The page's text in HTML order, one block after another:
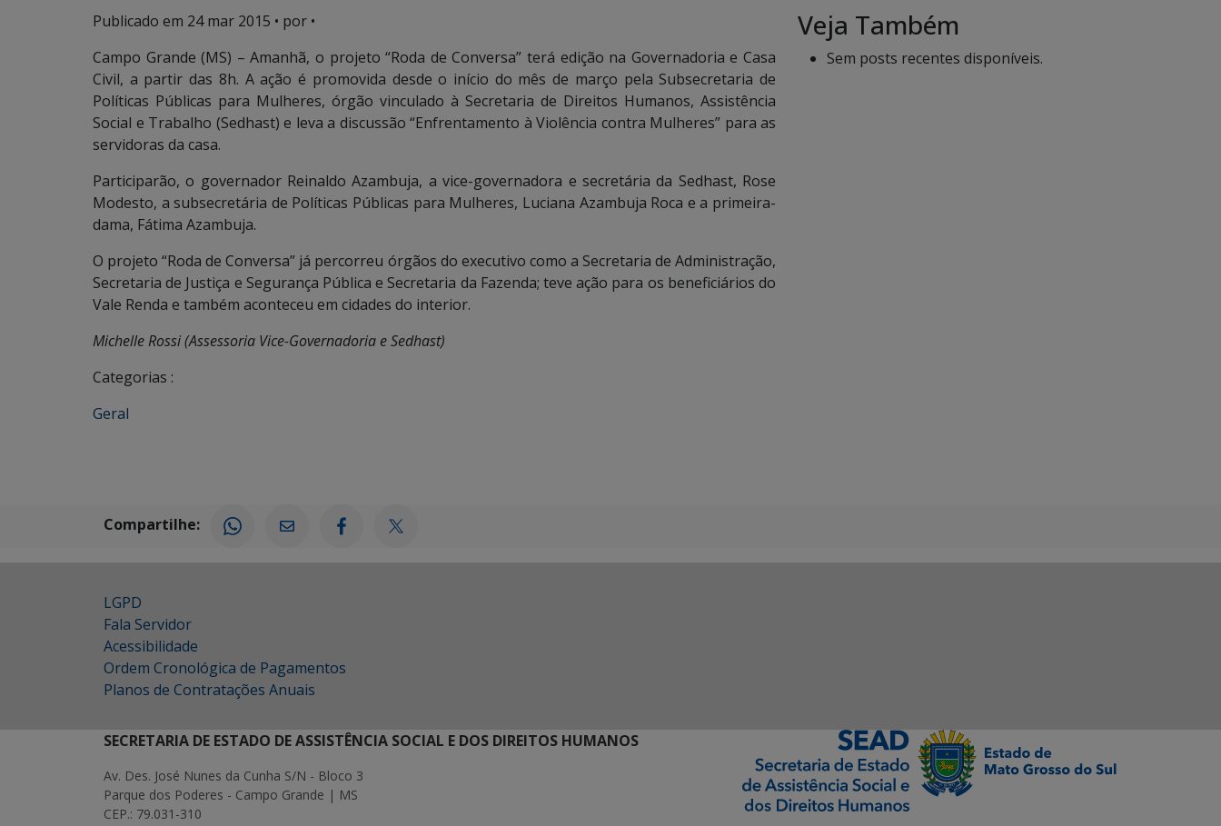
Publicado em 24 mar 2015 • por •
Campo Grande (MS) – Amanhã, o projeto “Roda de Conversa” terá edição na Governadoria e Casa
Civil, a partir das 8h. A ação é promovida desde o início do mês de março pela Subsecretaria de
Políticas Públicas para Mulheres, órgão vinculado à Secretaria de Direitos Humanos, Assistência
Social e Trabalho (Sedhast) e leva a discussão “Enfrentamento à Violência contra Mulheres” para as
servidoras da casa.
Participarão, o governador Reinaldo Azambuja, a vice-governadora e secretária da Sedhast, Rose
Modesto, a subsecretária de Políticas Públicas para Mulheres, Luciana Azambuja Roca e a primeira-
dama, Fátima Azambuja.
O projeto “Roda de Conversa” já percorreu órgãos do executivo como a Secretaria de Administração,
Secretaria de Justiça e Segurança Pública e Secretaria da Fazenda; teve ação para os beneficiários do
Vale Renda e também aconteceu em cidades do interior.
Michelle Rossi (Assessoria Vice-Governadoria e Sedhast)
Categorias :
Geral
Veja Também
Sem posts recentes disponíveis.
Compartilhe:
LGPD
Fala Servidor
Acessibilidade
Ordem Cronológica de Pagamentos
Planos de Contratações Anuais
SECRETARIA DE ESTADO DE ASSISTÊNCIA SOCIAL E DOS DIREITOS HUMANOS
Av. Des. José Nunes da Cunha S/N - Bloco 3
Parque dos Poderes - Campo Grande | MS
CEP.: 79.031-310